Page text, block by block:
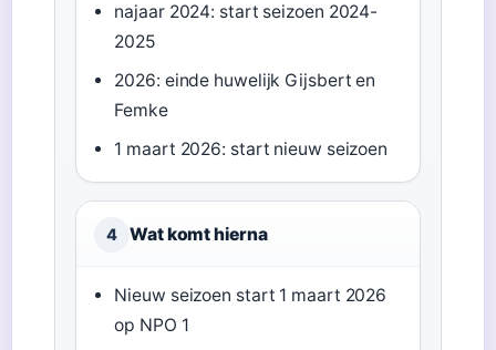
najaar 2024: start seizoen 2024-
2025
2026: einde huwelijk Gijsbert en
Femke
1 maart 2026: start nieuw seizoen
4 Wat komt hierna
Nieuw seizoen start 1 maart 2026
op NPO 1